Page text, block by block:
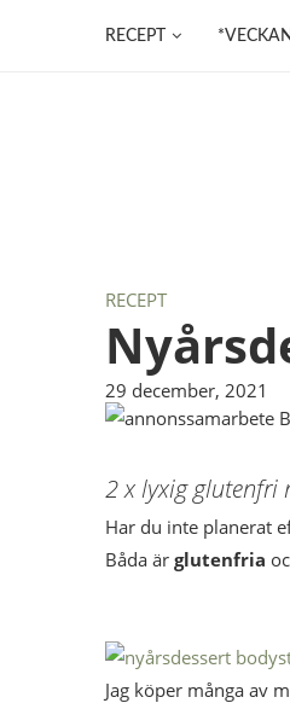
RECEPT
RECEPT
29 december, 2021
2 x lyxig glutenfri
Har du inte planerat
Båda är glutenfria
Jag köper många av